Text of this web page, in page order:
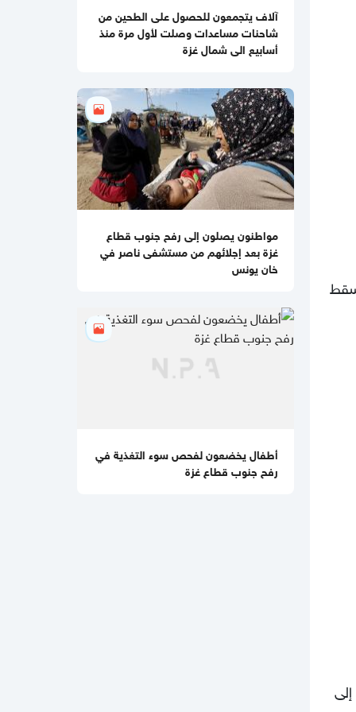
10:59 صباحا
جيش الاحتلال يطلق عملية عسكرية
واسعة في مخيم قلنديا
11:06 مساءاً
قطر: حماس التزمت بكل شيء في اتفاق
غزة ويجب إلزام "إسرائيل"
11:00 مساءاً
مصادر عسكرية: "إسرائيل" تقيّد
الاغتيالات في غزة تمهيدًا لوقف
الهجمات 14 يومًا
آلاف يتجمعون للحصول على الطحين من
شاحنات مساعدات وصلت لأول مرة منذ
أسابيع الى شمال غزة
مواطنون يصلون إلى رفح جنوب قطاع
غزة بعد إجلائهم من مستشفى ناصر في
خان يونس
أطفال يخضعون لفحص سوء التغذية في
رفح جنوب قطاع غزة